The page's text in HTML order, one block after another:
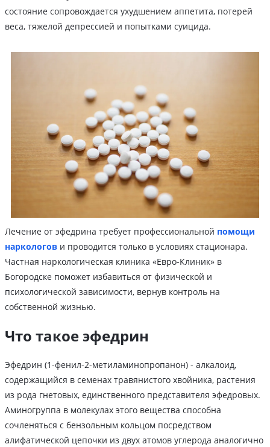
состояние сопровождается ухудшением аппетита, потерей
веса, тяжелой депрессией и попытками суицида.
Лечение от эфедрина требует профессиональной помощи
наркологов и проводится только в условиях стационара.
Частная наркологическая клиника «Евро-Клиник» в
Богородске поможет избавиться от физической и
психологической зависимости, вернув контроль на
собственной жизнью.
Что такое эфедрин
Эфедрин (1-фенил-2-метиламинопропанон) - алкалоид,
содержащийся в семенах травянистого хвойника, растения
из рода гнетовых, единственного представителя эфедровых.
Аминогруппа в молекулах этого вещества способна
сочленяться с бензольным кольцом посредством
алифатической цепочки из двух атомов углерода аналогично